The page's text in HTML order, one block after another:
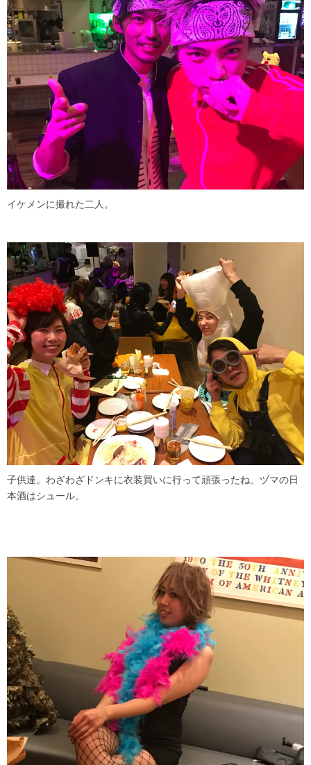
イケメンに撮れた二人。
子供達。わざわざドンキに衣装買いに行って頑張ったね。ヅマの日
本酒はシュール。